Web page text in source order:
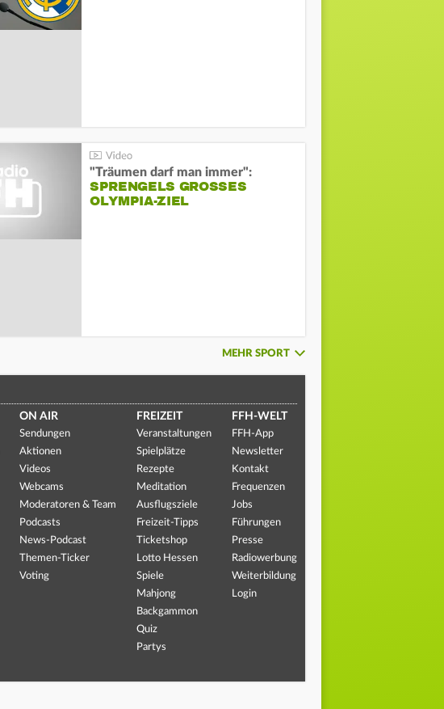
"Träumen darf man immer":
SPRENGELS GROSSES O
LYMPIA-ZIEL
MEHR SPORT
ON AIR
Sendungen
Aktionen
Videos
Webcams
Moderatoren & Team
Podcasts
News-Podcast
Themen-Ticker
Voting
FREIZEIT
Veranstaltungen
Spielplätze
Rezepte
Meditation
Ausflugsziele
Freizeit-Tipps
Ticketshop
Lotto Hessen
Spiele
Mahjong
Backgammon
Quiz
Partys
FFH-WELT
FFH-App
Newsletter
Kontakt
Frequenzen
Jobs
Führungen
Presse
Radiowerbung
Weiterbildung
Login